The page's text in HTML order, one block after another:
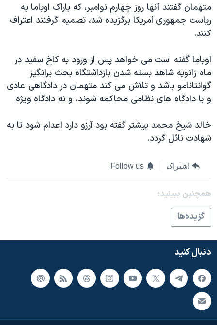
آرشیو پخش زنده
مجموعه مستندهای دادخواهی
تریبونال مردمی آبان ۹۸
چهل سال گروگان‌گیری
قانون شفافیت دارائی کادر رهبری ایران
اعتراضات مردمی آبان ۹۸
نرگس محمدی برنده جایزه نوبل صلح
همایش محافظه‌کاران آمریکا «سی‌پک»
صفحه‌های ویژه
سفر پرزیدنت ترامپ به چین
متهمان گفتند آنها روز چهارم نوامبر، که باراک اوباما به
ریاست جمهوری آمریکا برگزیده شد، تصمیم گرفتند اعتراف
کنند.
اوباما گفته است می خواهد پس از ورود به کاخ سفید در
ماه ژانویه شاهد بسته شدن بازداشتگاه بحث برانگیز
گوانتانامو باشد و تلاش می کند متهمان در دادگاهی عادی
و یا دادگاه های نظامی محاکمه شوند، و نه دادگاه ویژه.
خالد شیخ محمد پیشتر گفته بود آرزو دارد اعدام شود تا به
شهادت نائل گردد.
اشتراک Follow us
همچنبن ببینید:
گزيده‌ها
دنبال کنید